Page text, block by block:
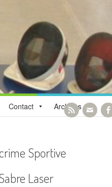
Contact Archives
Sportive
Laser